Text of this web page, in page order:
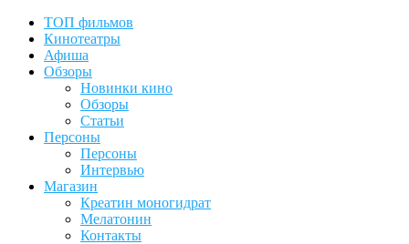
ТОП фильмов
Кинотеатры
Афиша
Обзоры
Новинки кино
Обзоры
Статьи
Персоны
Персоны
Интервью
Магазин
Креатин моногидрат
Мелатонин
Контакты